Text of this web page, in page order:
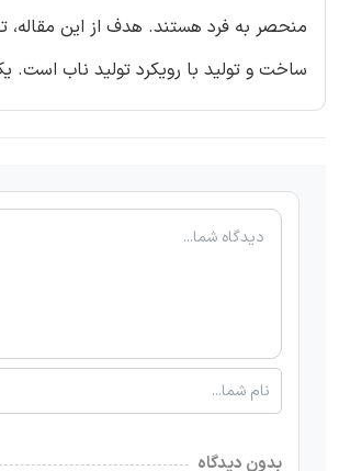
منحصر به فرد هستند. هدف از این
ساخت و تولید با رویکرد تولید ناب است.
بدون دیدگاه